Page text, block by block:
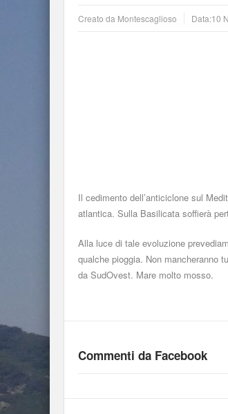
Creato da Montescaglioso Data:10
Il cedimento dell’anticiclone sul
atlantica. Sulla Basilicata soffierà
Alla luce di tale evoluzione
qualche pioggia. Non mancheranno
da SudOvest. Mare molto mosso.
Commenti da Facebook